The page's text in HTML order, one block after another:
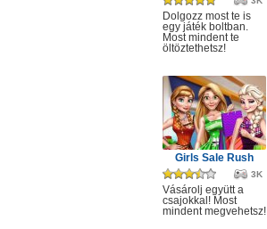
Dolgozz most te is
egy játék boltban.
Most mindent te
öltöztethetsz!
Girls Sale Rush
3K
Vásárolj együtt a
csajokkal! Most
mindent megvehetsz!